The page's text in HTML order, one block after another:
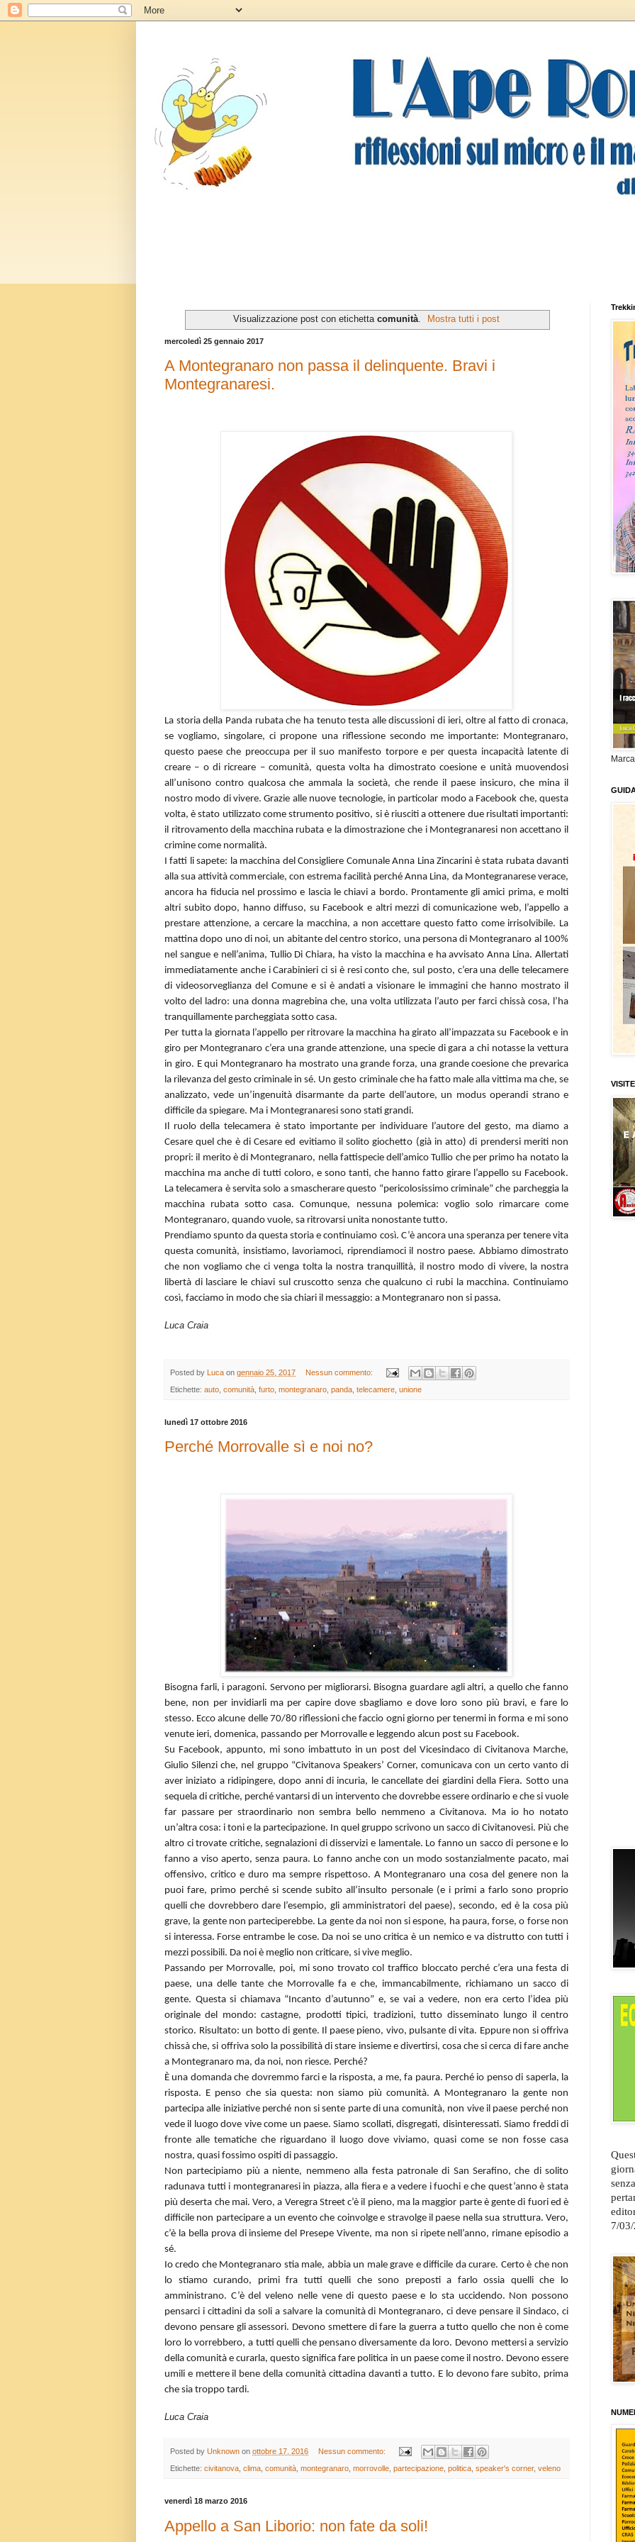
Visualizzazione post con etichetta comunità. Mostra tutti i post
mercoledì 25 gennaio 2017
A Montegranaro non passa il delinquente. Bravi i
Montegranaresi.
La storia della Panda rubata che ha tenuto testa alle discussioni di ieri, oltre al fatto di cronaca,
se vogliamo, singolare, ci propone una riflessione secondo me importante: Montegranaro,
questo paese che preoccupa per il suo manifesto torpore e per questa incapacità latente di
creare – o di ricreare – comunità, questa volta ha dimostrato coesione e unità muovendosi
all’unisono contro qualcosa che ammala la società, che rende il paese insicuro, che mina il
nostro modo di vivere. Grazie alle nuove tecnologie, in particolar modo a Facebook che, questa
volta, è stato utilizzato come strumento positivo, si è riusciti a ottenere due risultati importanti:
il ritrovamento della macchina rubata e la dimostrazione che i Montegranaresi non accettano il
crimine come normalità.
I fatti li sapete: la macchina del Consigliere Comunale Anna Lina Zincarini è stata rubata davanti
alla sua attività commerciale, con estrema facilità perché Anna Lina, da Montegranarese verace,
ancora ha fiducia nel prossimo e lascia le chiavi a bordo. Prontamente gli amici prima, e molti
altri subito dopo, hanno diffuso, su Facebook e altri mezzi di comunicazione web, l’appello a
prestare attenzione, a cercare la macchina, a non accettare questo fatto come irrisolvibile. La
mattina dopo uno di noi, un abitante del centro storico, una persona di Montegranaro al 100%
nel sangue e nell’anima, Tullio Di Chiara, ha visto la macchina e ha avvisato Anna Lina. Allertati
immediatamente anche i Carabinieri ci si è resi conto che, sul posto, c’era una delle telecamere
di videosorveglianza del Comune e si è andati a visionare le immagini che hanno mostrato il
volto del ladro: una donna magrebina che, una volta utilizzata l’auto per farci chissà cosa, l’ha
tranquillamente parcheggiata sotto casa.
Per tutta la giornata l’appello per ritrovare la macchina ha girato all’impazzata su Facebook e in
giro per Montegranaro c’era una grande attenzione, una specie di gara a chi notasse la vettura
in giro. E qui Montegranaro ha mostrato una grande forza, una grande coesione che prevarica
la rilevanza del gesto criminale in sé. Un gesto criminale che ha fatto male alla vittima ma che, se
analizzato, vede un’ingenuità disarmante da parte dell’autore, un modus operandi strano e
difficile da spiegare. Ma i Montegranaresi sono stati grandi.
Il ruolo della telecamera è stato importante per individuare l’autore del gesto, ma diamo a
Cesare quel che è di Cesare ed evitiamo il solito giochetto (già in atto) di prendersi meriti non
propri: il merito è di Montegranaro, nella fattispecie dell’amico Tullio che per primo ha notato la
macchina ma anche di tutti coloro, e sono tanti, che hanno fatto girare l’appello su Facebook.
La telecamera è servita solo a smascherare questo “pericolosissimo criminale” che parcheggia la
macchina rubata sotto casa. Comunque, nessuna polemica: voglio solo rimarcare come
Montegranaro, quando vuole, sa ritrovarsi unita nonostante tutto.
Prendiamo spunto da questa storia e continuiamo così. C’è ancora una speranza per tenere vita
questa comunità, insistiamo, lavoriamoci, riprendiamoci il nostro paese. Abbiamo dimostrato
che non vogliamo che ci venga tolta la nostra tranquillità, il nostro modo di vivere, la nostra
libertà di lasciare le chiavi sul cruscotto senza che qualcuno ci rubi la macchina. Continuiamo
così, facciamo in modo che sia chiari il messaggio: a Montegranaro non si passa.
Luca Craia
Posted by Luca on gennaio 25, 2017 Nessun commento:
Etichette: auto comunità furto montegranaro panda telecamere unione
lunedì 17 ottobre 2016
Perché Morrovalle sì e noi no?
Bisogna farli, i paragoni. Servono per migliorarsi. Bisogna guardare agli altri, a quello che fanno
bene, non per invidiarli ma per capire dove sbagliamo e dove loro sono più bravi, e fare lo
stesso. Ecco alcune delle 70/80 riflessioni che faccio ogni giorno per tenermi in forma e mi sono
venute ieri, domenica, passando per Morrovalle e leggendo alcun post su Facebook.
Su Facebook, appunto, mi sono imbattuto in un post del Vicesindaco di Civitanova Marche,
Giulio Silenzi che, nel gruppo “Civitanova Speakers’ Corner, comunicava con un certo vanto di
aver iniziato a ridipingere, dopo anni di incuria, le cancellate dei giardini della Fiera. Sotto una
sequela di critiche, perché vantarsi di un intervento che dovrebbe essere ordinario e che si vuole
far passare per straordinario non sembra bello nemmeno a Civitanova. Ma io ho notato
un’altra cosa: i toni e la partecipazione. In quel gruppo scrivono un sacco di Civitanovesi. Più che
altro ci trovate critiche, segnalazioni di disservizi e lamentale. Lo fanno un sacco di persone e lo
fanno a viso aperto, senza paura. Lo fanno anche con un modo sostanzialmente pacato, mai
offensivo, critico e duro ma sempre rispettoso. A Montegranaro una cosa del genere non la
puoi fare, primo perché si scende subito all’insulto personale (e i primi a farlo sono proprio
quelli che dovrebbero dare l’esempio, gli amministratori del paese), secondo, ed è la cosa più
grave, la gente non parteciperebbe. La gente da noi non si espone, ha paura, forse, o forse non
si interessa. Forse entrambe le cose. Da noi se uno critica è un nemico e va distrutto con tutti i
mezzi possibili. Da noi è meglio non criticare, si vive meglio.
Passando per Morrovalle, poi, mi sono trovato col traffico bloccato perché c’era una festa di
paese, una delle tante che Morrovalle fa e che, immancabilmente, richiamano un sacco di
gente. Questa si chiamava “Incanto d’autunno” e, se vai a vedere, non era certo l’idea più
originale del mondo: castagne, prodotti tipici, tradizioni, tutto disseminato lungo il centro
storico. Risultato: un botto di gente. Il paese pieno, vivo, pulsante di vita. Eppure non si offriva
chissà che, si offriva solo la possibilità di stare insieme e divertirsi, cosa che si cerca di fare anche
a Montegranaro ma, da noi, non riesce. Perché?
È una domanda che dovremmo farci e la risposta, a me, fa paura. Perché io penso di saperla, la
risposta. E penso che sia questa: non siamo più comunità. A Montegranaro la gente non
partecipa alle iniziative perché non si sente parte di una comunità, non vive il paese perché non
vede il luogo dove vive come un paese. Siamo scollati, disgregati, disinteressati. Siamo freddi di
fronte alle tematiche che riguardano il luogo dove viviamo, quasi come se non fosse casa
nostra, quasi fossimo ospiti di passaggio.
Non partecipiamo più a niente, nemmeno alla festa patronale di San Serafino, che di solito
radunava tutti i montegranaresi in piazza, alla fiera e a vedere i fuochi e che quest’anno è stata
più deserta che mai. Vero, a Veregra Street c’è il pieno, ma la maggior parte è gente di fuori ed è
difficile non partecipare a un evento che coinvolge e stravolge il paese nella sua struttura. Vero,
c’è la bella prova di insieme del Presepe Vivente, ma non si ripete nell’anno, rimane episodio a
sé.
Io credo che Montegranaro stia male, abbia un male grave e difficile da curare. Certo è che non
lo stiamo curando, primi fra tutti quelli che sono preposti a farlo ossia quelli che lo
amministrano. C’è del veleno nelle vene di questo paese e lo sta uccidendo. Non possono
pensarci i cittadini da soli a salvare la comunità di Montegranaro, ci deve pensare il Sindaco, ci
devono pensare gli assessori. Devono smettere di fare la guerra a tutto quello che non è come
loro lo vorrebbero, a tutti quelli che pensano diversamente da loro. Devono mettersi a servizio
della comunità e curarla, questo significa fare politica in un paese come il nostro. Devono essere
umili e mettere il bene della comunità cittadina davanti a tutto. E lo devono fare subito, prima
che sia troppo tardi.
Luca Craia
Posted by Unknown on ottobre 17, 2016 Nessun commento:
Etichette: civitanova clima comunità montegranaro morrovolle partecipazione politica speaker's corner, veleno
venerdì 18 marzo 2016
Appello a San Liborio: non fate da soli!
Marca
VISITE
7/